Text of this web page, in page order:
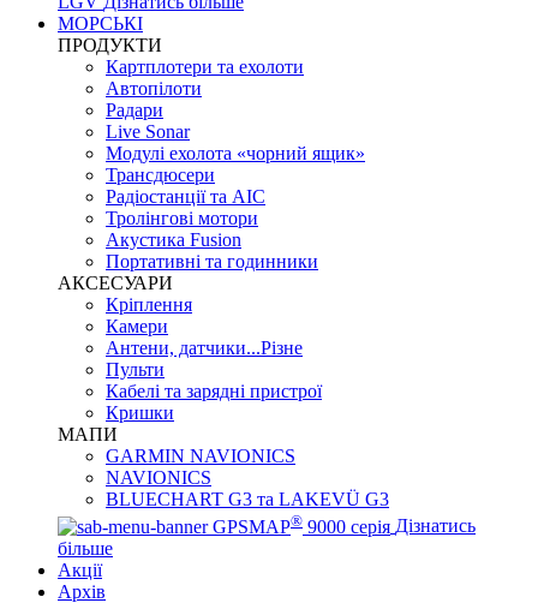
МОРСЬКІ
ПРОДУКТИ
Картплотери та ехолоти
Автопілоти
Радари
Live Sonar
Модулі ехолота «чорний ящик»
Трансдюсери
Радіостанції та АІС
Тролінгові мотори
Акустика Fusion
Портативні та годинники
АКСЕСУАРИ
Кріплення
Камери
Антени, датчики...Різне
Пульти
Кабелі та зарядні пристрої
Кришки
МАПИ
GARMIN NAVIONICS
NAVIONICS
BLUECHART G3 та LAKEVÜ G3
GPSMAP® 9000 серія Дізнатись
більше
Акції
Архів